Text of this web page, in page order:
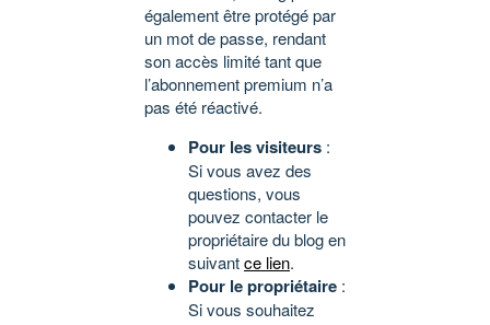
également être protégé par
un mot de passe, rendant
son accès limité tant que
l’abonnement premium n’a
pas été réactivé.
Pour les visiteurs :
Si vous avez des
questions, vous
pouvez contacter le
propriétaire du blog en
suivantce lien.
Pour le propriétaire :
Si vous souhaitez